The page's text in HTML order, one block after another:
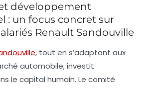
développement
: un focus concret sur
Renault Sandouville
, tout en s’adaptant aux
automobile, investit
le capital humain. Le comité